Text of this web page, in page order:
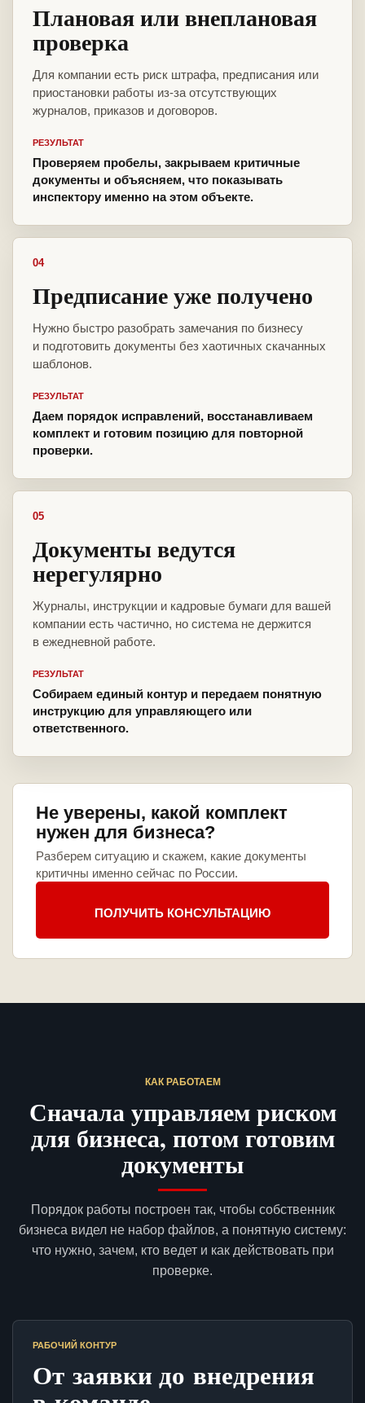
Плановая или внеплановая
проверка
Для компании есть риск штрафа, предписания или
приостановки работы из-за отсутствующих
журналов, приказов и договоров.
РЕЗУЛЬТАТ
Проверяем пробелы, закрываем критичные
документы и объясняем, что показывать
инспектору именно на этом объекте.
04
Предписание уже получено
Нужно быстро разобрать замечания по бизнесу
и подготовить документы без хаотичных скачанных
шаблонов.
РЕЗУЛЬТАТ
Даем порядок исправлений, восстанавливаем
комплект и готовим позицию для повторной
проверки.
05
Документы ведутся
нерегулярно
Журналы, инструкции и кадровые бумаги для вашей
компании есть частично, но система не держится
в ежедневной работе.
РЕЗУЛЬТАТ
Собираем единый контур и передаем понятную
инструкцию для управляющего или
ответственного.
Не уверены, какой комплект
нужен для бизнеса?
Разберем ситуацию и скажем, какие документы
критичны именно сейчас по России.
ПОЛУЧИТЬ КОНСУЛЬТАЦИЮ
КАК РАБОТАЕМ
Сначала управляем риском
для бизнеса, потом готовим
документы
Порядок работы построен так, чтобы собственник
бизнеса видел не набор файлов, а понятную систему:
что нужно, зачем, кто ведет и как действовать при
проверке.
РАБОЧИЙ КОНТУР
От заявки до внедрения